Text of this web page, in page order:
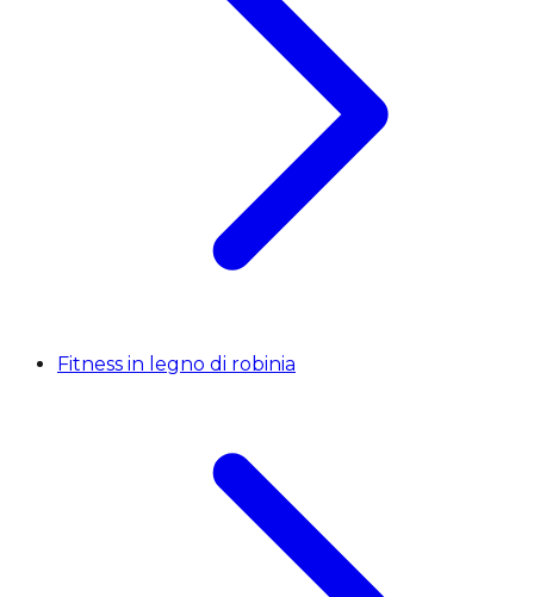
Fitness in legno di robinia